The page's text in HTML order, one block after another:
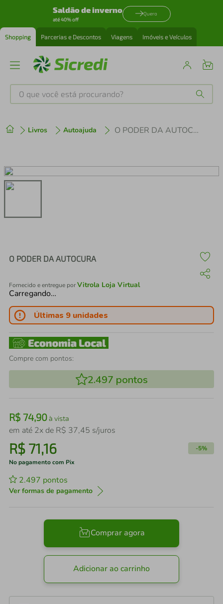
Saldão de inverno
até 40% off
Quero
Shopping Parcerias e Descontos Viagens Imóveis e Veículos
O que você está procurando?
Livros Autoajuda O PODER DA AUTOCURA
O PODER DA AUTOCURA
Fornecido e entregue porVitrola Loja Virtual
Carregando…
Últimas 9 unidades
Compre com pontos:
2.497 pontos
R$ 74,90à vista
em até 2x de R$ 37,45 s/juros
R$ 71,16 -5%
No pagamento com Pix
2.497 pontos
Ver formas de pagamento
Comprar agora
Adicionar ao carrinho
2º cafeteira